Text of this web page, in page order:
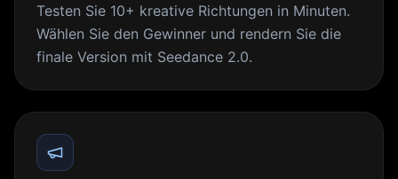
Testen Sie 10+ kreative Richtungen in Minuten.
Wählen Sie den Gewinner und rendern Sie die
finale Version mit Seedance 2.0.